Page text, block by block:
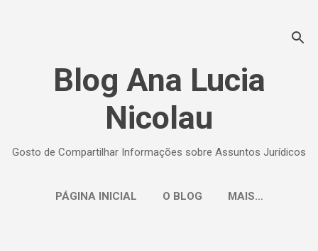
Blog Ana Lucia
Nicolau
Gosto de Compartilhar Informações sobre Assuntos Jurídicos
PÁGINA INICIAL O BLOG MAIS…